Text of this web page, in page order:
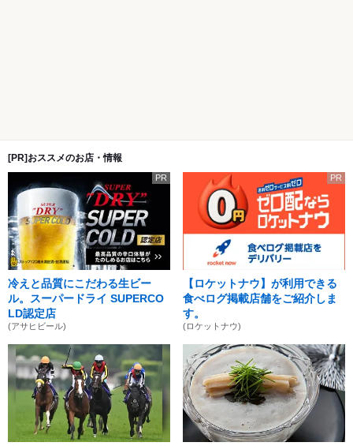
[PR]おススメのお店・情報
PR
冷えと品質にこだわる生ビー
ル。スーパードライ SUPERCO
LD認定店
(アサヒビール)
PR
【ロケットナウ】が利用できる
食べログ掲載店舗をご紹介しま
す。
(ロケットナウ)